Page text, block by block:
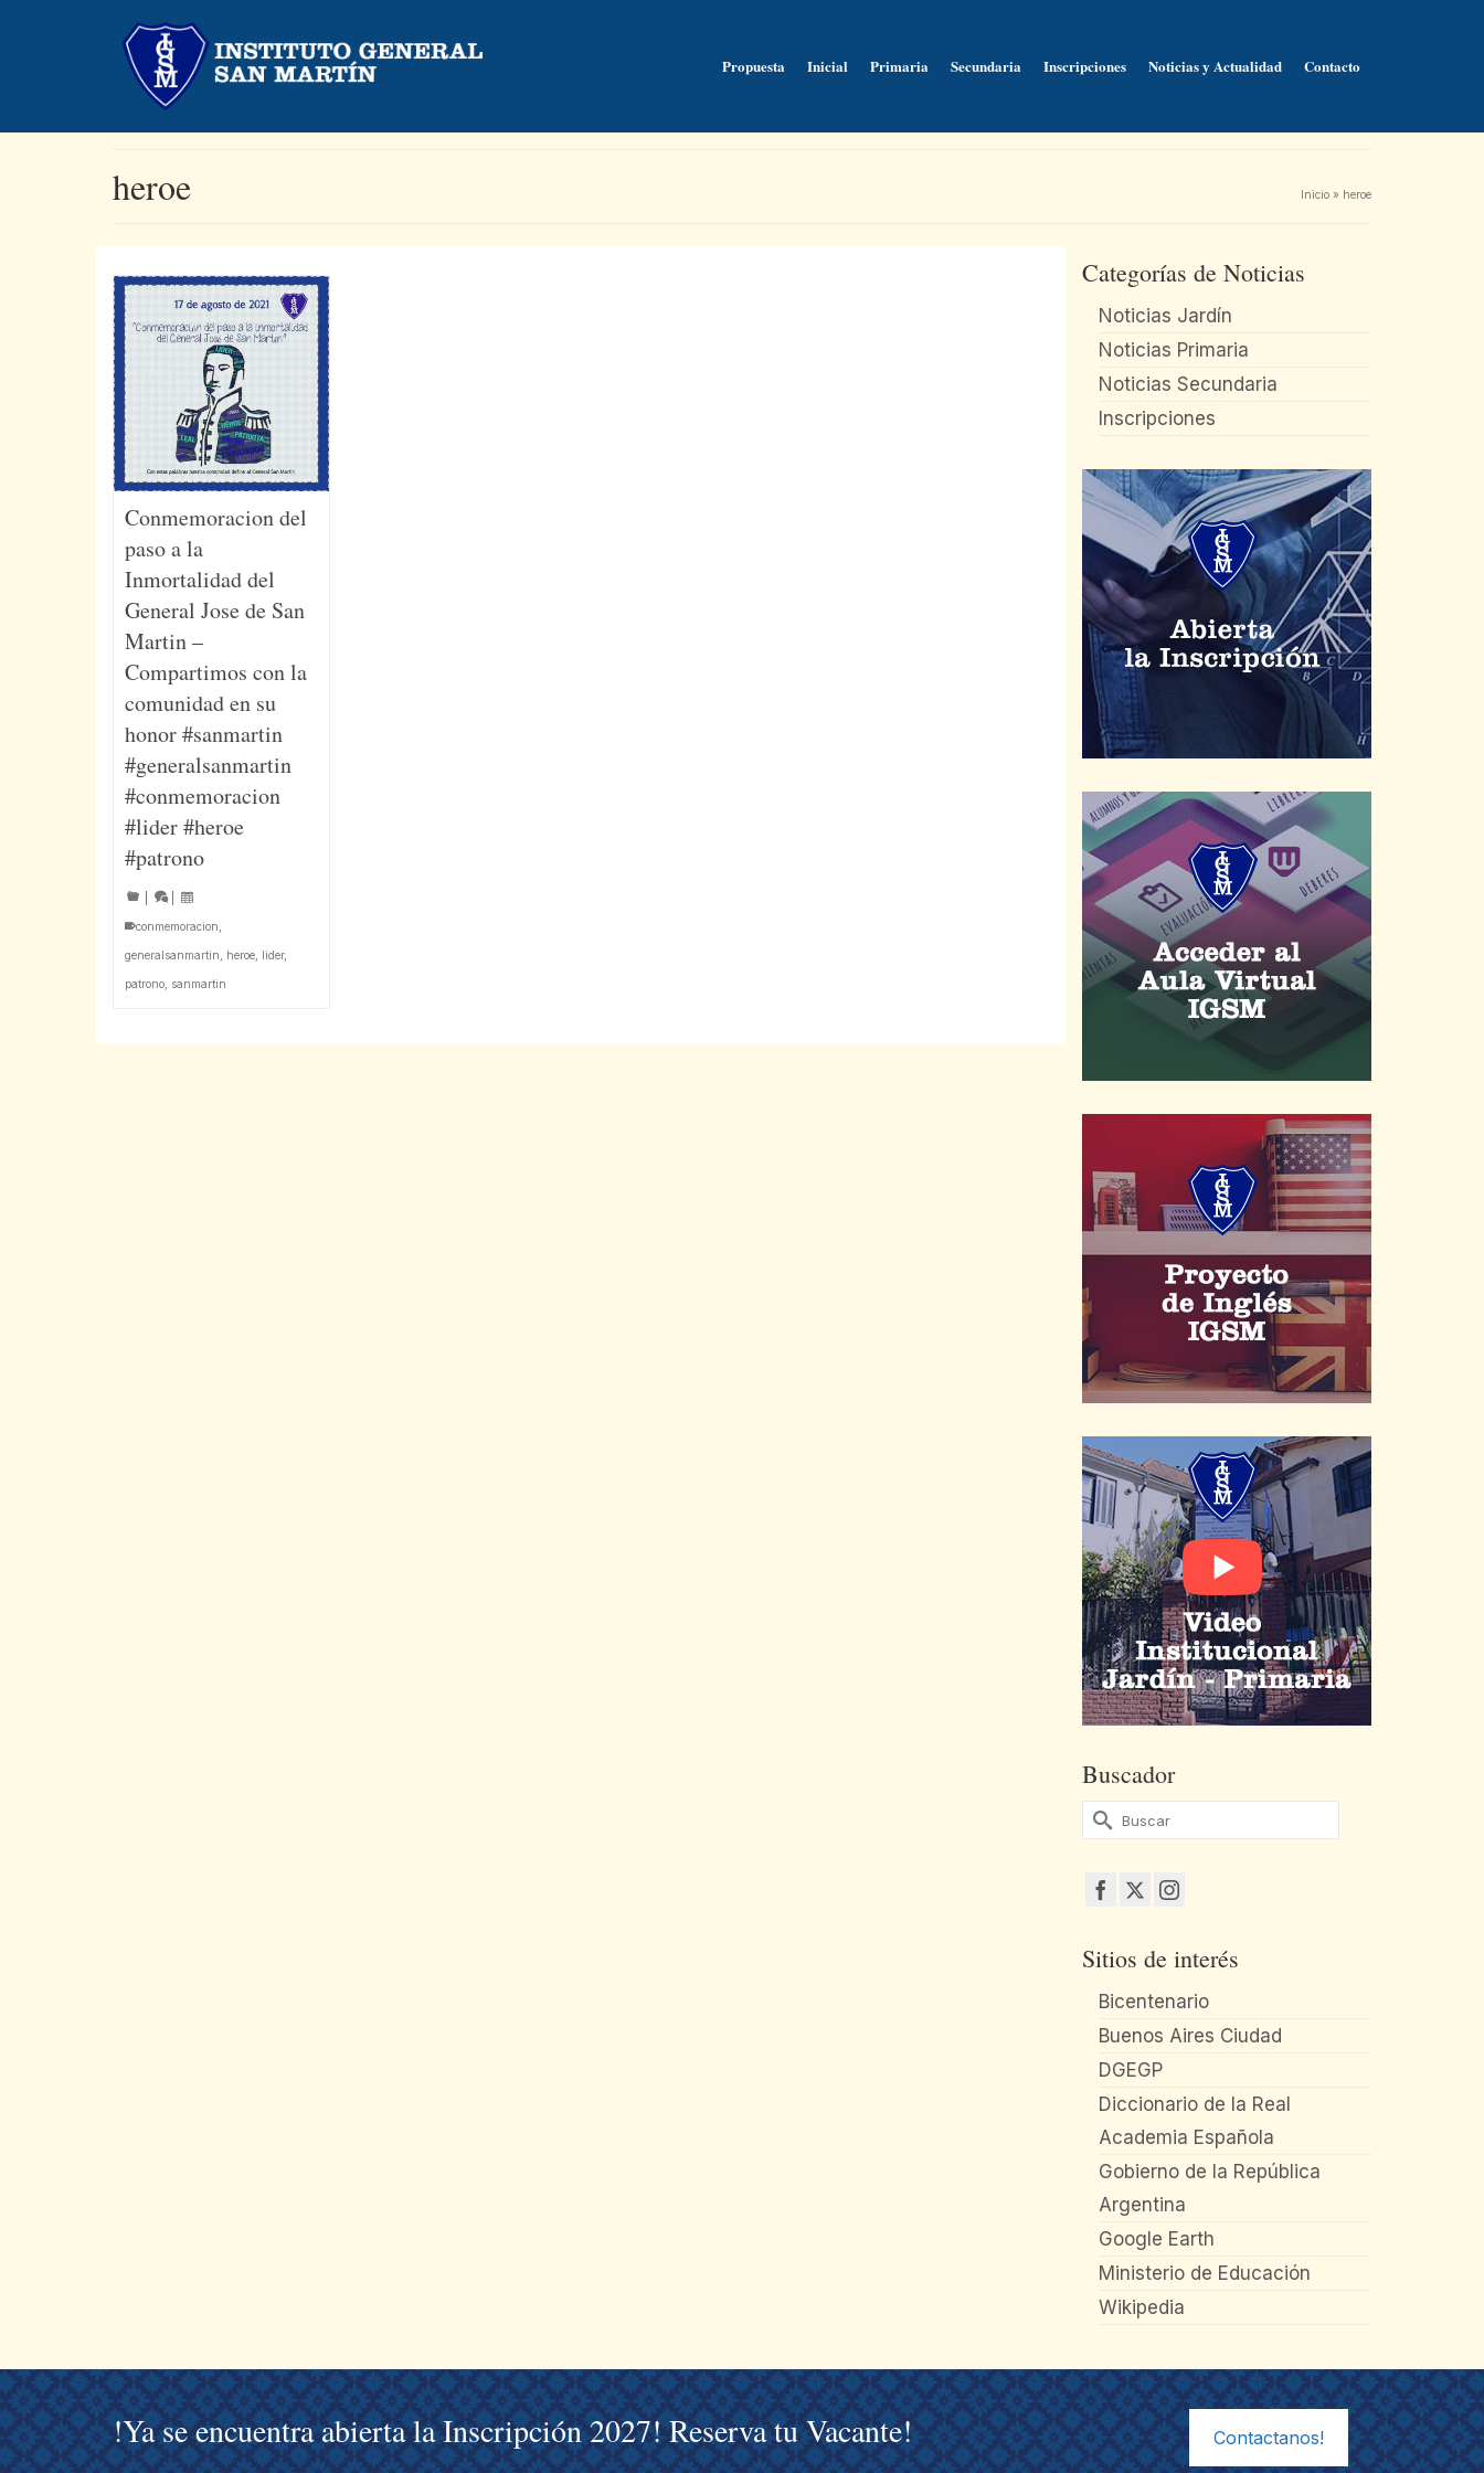
Propuesta Inicial Primaria Secundaria Inscripciones Noticias y Actualidad Contacto
heroe Inicio » heroe
Conmemoracion del
paso a la
Inmortalidad del
General Jose de San
Martin –
Compartimos con la
comunidad en su
honor #sanmartin
#generalsanmartin
#conmemoracion
#lider #heroe
#patrono
conmemoracion
generalsanmartin heroe lider,
patrono sanmartin
Categorías de Noticias
Noticias Jardín
Noticias Primaria
Noticias Secundaria
Inscripciones
Buscador
Buscar
por:
Sitios de interés
Bicentenario
Buenos Aires Ciudad
DGEGP
Diccionario de la Real
Academia Española
Gobierno de la República
Argentina
Google Earth
Ministerio de Educación
Wikipedia
!Ya se encuentra abierta la Inscripción 2027! Reserva tu Vacante! Contactanos!